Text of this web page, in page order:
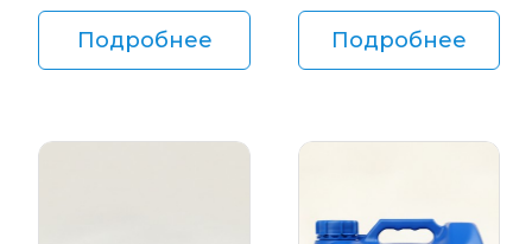
Подробнее Подробнее